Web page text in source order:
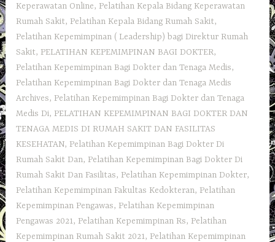
Keperawatan Online, Pelatihan Kepala Bidang Keperawatan
Rumah Sakit, Pelatihan Kepala Bidang Rumah Sakit,
Pelatihan Kepemimpinan ( Leadership) bagi Direktur Rumah
Sakit, PELATIHAN KEPEMIMPINAN BAGI DOKTER,
Pelatihan Kepemimpinan Bagi Dokter dan Tenaga Medis,
Pelatihan Kepemimpinan Bagi Dokter dan Tenaga Medis
Archives, Pelatihan Kepemimpinan Bagi Dokter dan Tenaga
Medis Di, PELATIHAN KEPEMIMPINAN BAGI DOKTER DAN
TENAGA MEDIS DI RUMAH SAKIT DAN FASILITAS
KESEHATAN, Pelatihan Kepemimpinan Bagi Dokter Di
Rumah Sakit Dan, Pelatihan Kepemimpinan Bagi Dokter Di
Rumah Sakit Dan Fasilitas, Pelatihan Kepemimpinan Dokter,
Pelatihan Kepemimpinan Fakultas Kedokteran, Pelatihan
Kepemimpinan Pengawas, Pelatihan Kepemimpinan
Pengawas 2021, Pelatihan Kepemimpinan Rs, Pelatihan
Kepemimpinan Rumah Sakit 2021, Pelatihan Kepemimpinan